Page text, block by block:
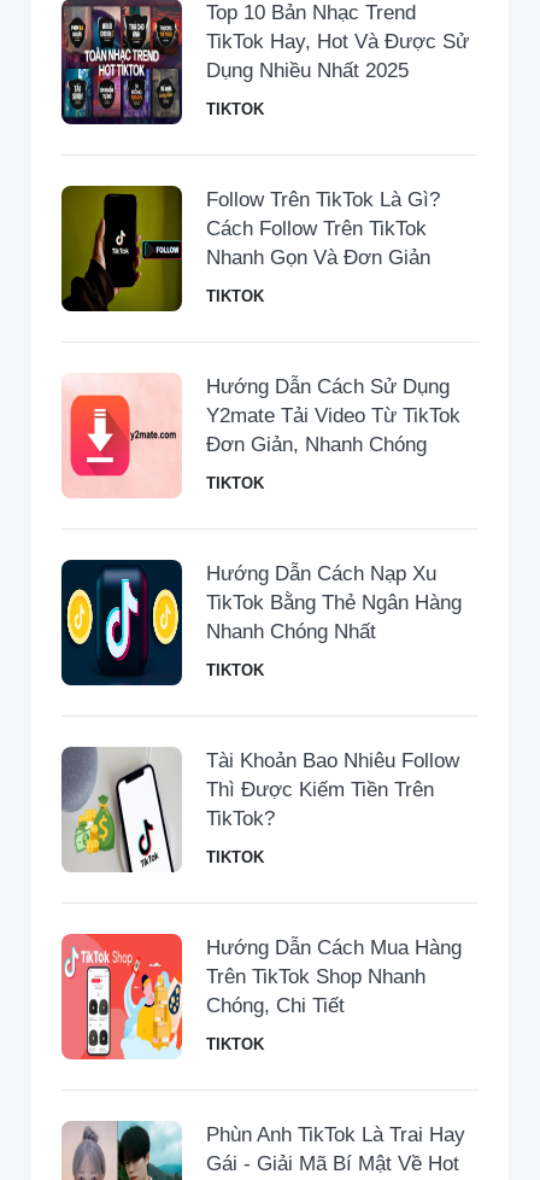
Top 10 Bản Nhạc Trend
TikTok Hay, Hot Và Được Sử
Dụng Nhiều Nhất 2025
TIKTOK
Follow Trên TikTok Là Gì?
Cách Follow Trên TikTok
Nhanh Gọn Và Đơn Giản
TIKTOK
Hướng Dẫn Cách Sử Dụng
Y2mate Tải Video Từ TikTok
Đơn Giản, Nhanh Chóng
TIKTOK
Hướng Dẫn Cách Nạp Xu
TikTok Bằng Thẻ Ngân Hàng
Nhanh Chóng Nhất
TIKTOK
Tài Khoản Bao Nhiêu Follow
Thì Được Kiếm Tiền Trên
TikTok?
TIKTOK
Hướng Dẫn Cách Mua Hàng
Trên TikTok Shop Nhanh
Chóng, Chi Tiết
TIKTOK
Phùn Anh TikTok Là Trai Hay
Gái - Giải Mã Bí Mật Về Hot